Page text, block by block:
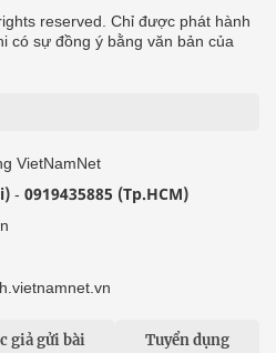
reserved. Chỉ được phát hành
có sự đồng ý bằng văn bản của
VietNamNet
- 0919435885 (Tp.HCM)
giả gửi bài Tuyển dụng